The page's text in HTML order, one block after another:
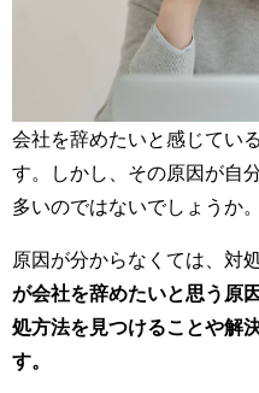
会社を辞めたいと感じてい
す。しかし、その原因が自
多いのではないでしょうか。
原因が分からなくては、対
が会社を辞めたいと思う原
処方法を見つけることや解
す。